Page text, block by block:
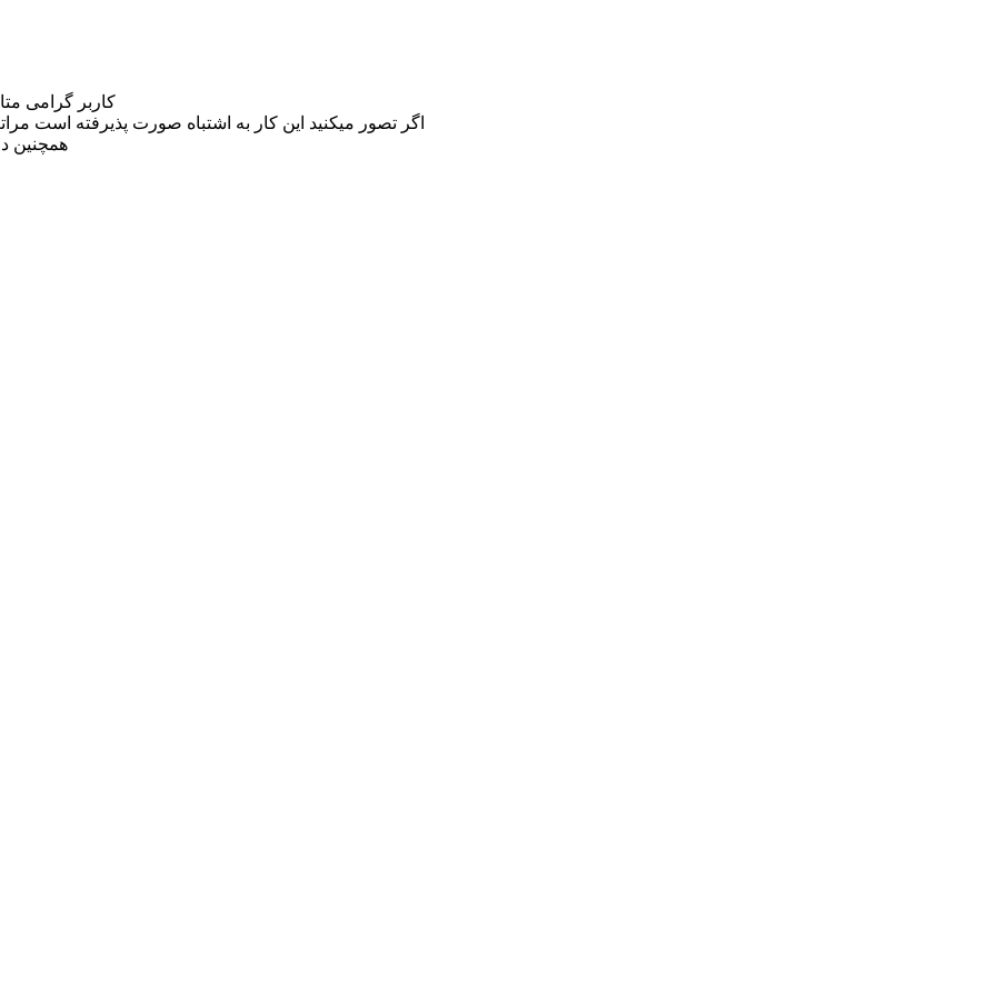
کاربر گرامی
اگر تصور میکنید این کار به اشتباه صورت پذیرفته است مراتب این مسئله را
همچنین